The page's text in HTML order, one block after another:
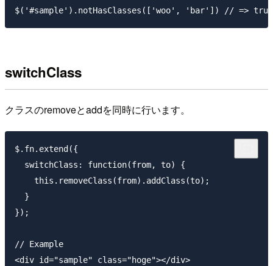
switchClass
クラスのremoveとaddを同時に行います。
$.fn.extend({
  switchClass: function(from, to) {
    this.removeClass(from).addClass(to);
  }
});
// Example
<div id="sample" class="hoge"></div>